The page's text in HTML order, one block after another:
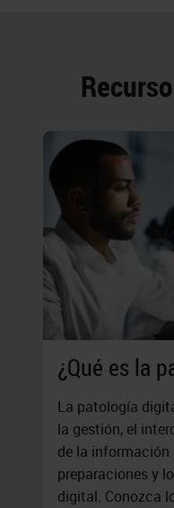
¿Qué es la
La patología
la gestión, el
de la
preparaciones y
digital. Conozca